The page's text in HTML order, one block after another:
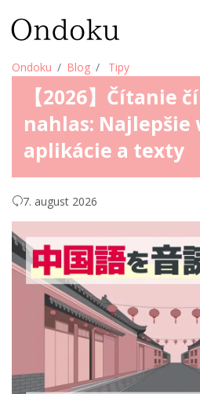
Ondoku Blog Tipy
【2026】Čítanie
nahlas: Najlepšie
aplikácie a texty
7. august 2026